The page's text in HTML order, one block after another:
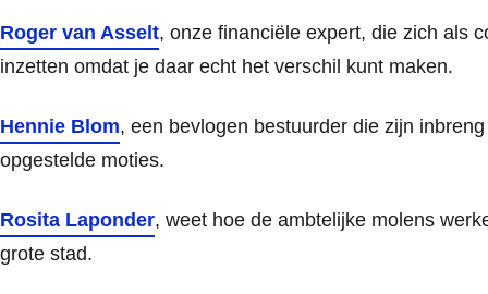
Roger van Asselt, onze financiële expert, die zich als
inzetten omdat je daar echt het verschil kunt maken.
Hennie Blom, een bevlogen bestuurder die zijn
opgestelde moties.
Rosita Laponder, weet hoe de ambtelijke molens
grote stad.